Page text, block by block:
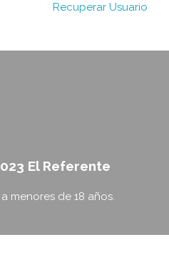
Recuperar Usuario
El Referente
menores de 18 años.